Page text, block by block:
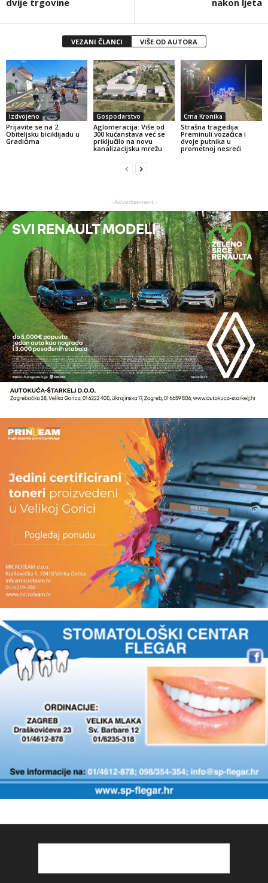
dvije trgovine nakon ljeta
VEZANI ČLANCI VIŠE OD AUTORA
Izdvojeno
Prijavite se na 2.
Obiteljsku biciklijadu u
Gradićima
Gospodarstvo
Aglomeracija: Više od
300 kućanstava već se
priključilo na novu
kanalizacijsku mrežu
Crna Kronika
Strašna tragedija:
Preminuli vozačica i
dvoje putnika u
prometnoj nesreći
- Advertisement -